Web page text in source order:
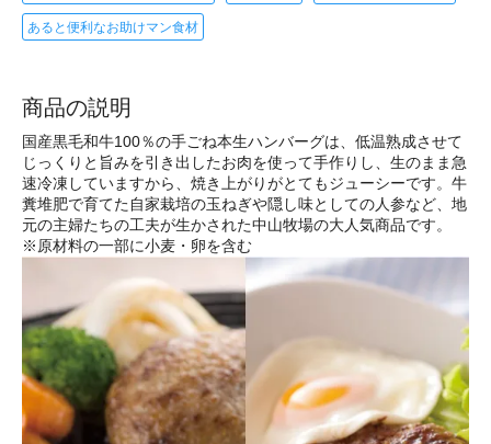
あると便利なお助けマン食材
商品の説明
国産黒毛和牛100％の手ごね本生ハンバーグは、低温熟成させて
じっくりと旨みを引き出したお肉を使って手作りし、生のまま急
速冷凍していますから、焼き上がりがとてもジューシーです。牛
糞堆肥で育てた自家栽培の玉ねぎや隠し味としての人参など、地
元の主婦たちの工夫が生かされた中山牧場の大人気商品です。
※原材料の一部に小麦・卵を含む